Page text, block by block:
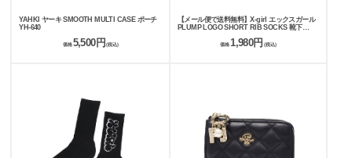
YAHKI ヤーキ SMOOTH MULTI CASE ポーチ
YH-640
価格 5,500円 (税込)
【メール便で送料無料】X-girl エックスガール
PLUMP LOGO SHORT RIB SOCKS 靴下
価格1,980円 (税込)